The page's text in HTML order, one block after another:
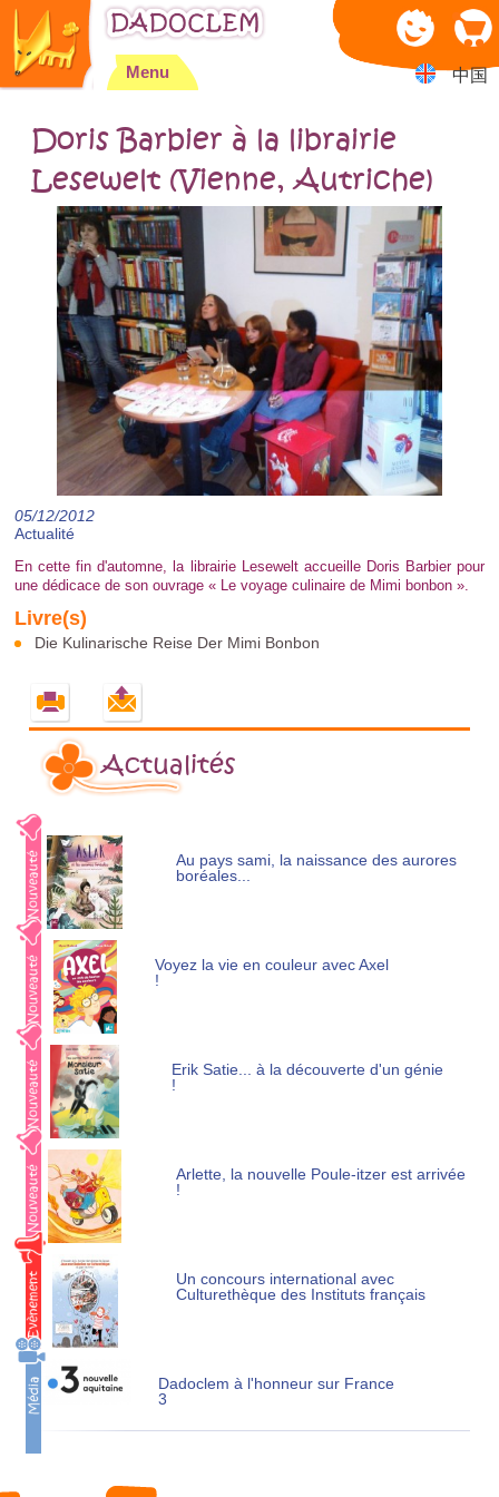
Jump to navigation
Menu 中国
Doris Barbier à la librairie
Lesewelt (Vienne, Autriche)
05/12/2012
Actualité
En cette fin d'automne, la librairie Lesewelt accueille Doris Barbier pour
une dédicace de son ouvrage « Le voyage culinaire de Mimi bonbon ».
Die Kulinarische Reise Der Mimi Bonbon
Actualités
Au pays sami, la naissance des aurores
boréales...
Voyez la vie en couleur avec Axel
!
Erik Satie... à la découverte d'un génie
!
Arlette, la nouvelle Poule-itzer est arrivée
!
Un concours international avec
Culturethèque des Instituts français
Dadoclem à l'honneur sur France
3